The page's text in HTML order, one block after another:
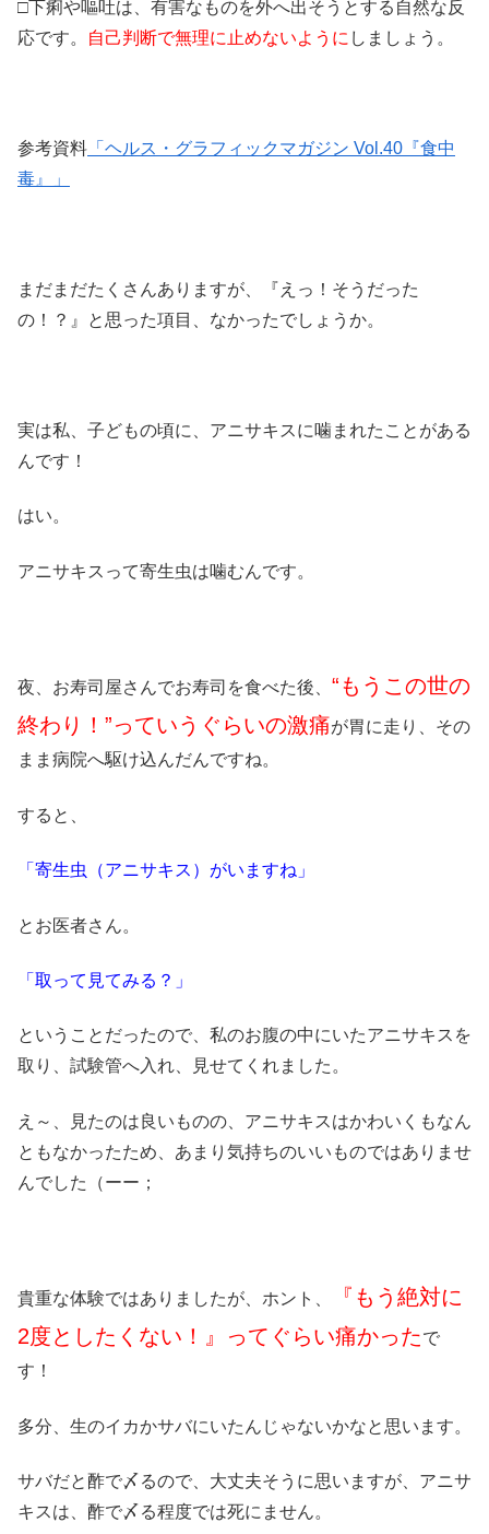
□下痢や嘔吐は、有害なものを外へ出そうとする自然な反
応です。
自己判断で無理に止めないように しましょう。
参考資料 「ヘルス・グラフィックマガジン Vol.40『食中
毒』」
まだまだたくさんありますが、『えっ！そうだった
の！？』と思った項目、なかったでしょうか。
実は私、子どもの頃に、アニサキスに噛まれたことがある
んです！
はい。
アニサキスって寄生虫は噛むんです。
夜、お寿司屋さんでお寿司を食べた後、 “もうこの世の
終わり！”っていうぐらいの激痛が胃に走り、その
まま病院へ駆け込んだんですね。
すると、
「寄生虫（アニサキス）がいますね」
とお医者さん。
「取って見てみる？」
ということだったので、私のお腹の中にいたアニサキスを
取り、試験管へ入れ、見せてくれました。
え～、見たのは良いものの、アニサキスはかわいくもなん
ともなかったため、あまり気持ちのいいものではありませ
んでした（ーー；
貴重な体験ではありましたが、ホント、
『もう絶対に
2度としたくない！』ってぐらい痛かったで
す！
多分、生のイカかサバにいたんじゃないかなと思います。
サバだと酢で〆るので、大丈夫そうに思いますが、アニサ
キスは、酢で〆る程度では死にません。